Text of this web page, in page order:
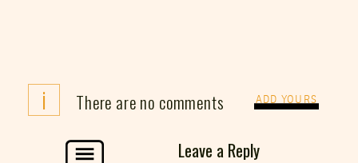
i There are no comments ADD YOURS
Leave a Reply